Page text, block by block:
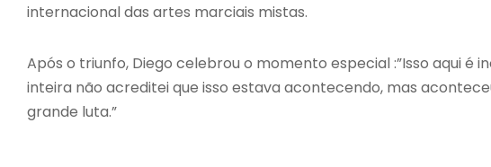
internacional das artes marciais mistas.
Após o triunfo, Diego celebrou o momento especial :”Isso aqui é
inteira não acreditei que isso estava acontecendo, mas
grande luta.”